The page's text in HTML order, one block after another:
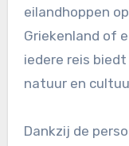
eilandhoppen
Griekenland of
iedere reis
natuur en
Dankzij de